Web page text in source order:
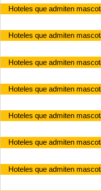
Hoteles que admiten
Hoteles que admiten
Hoteles que admiten
Hoteles que admiten
Hoteles que admiten
Hoteles que admiten
Hoteles que admiten